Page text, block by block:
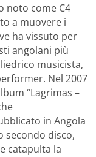
noto come C4
a muovere i
ha vissuto per
angolani più
musicista,
Nel 2007
“Lagrimas –
in Angola
secondo disco,
catapulta la